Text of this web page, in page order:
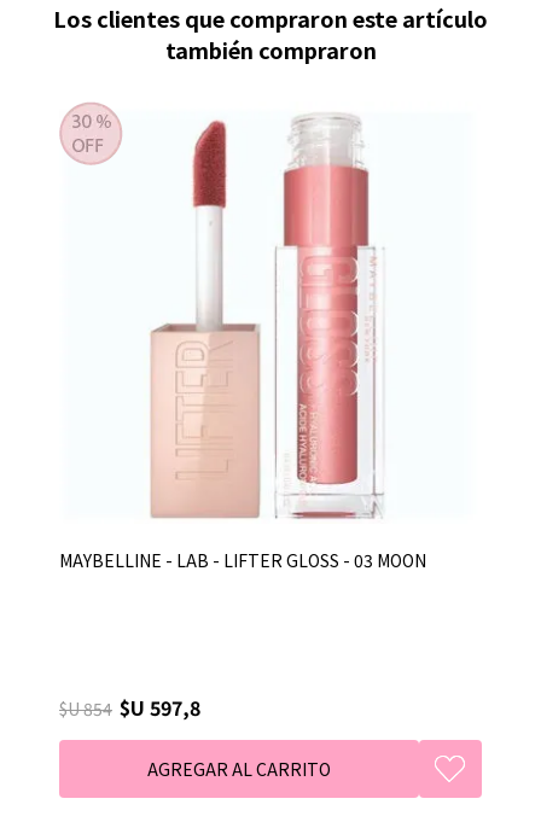
Los clientes que compraron este artículo
también compraron
MAYBELLINE - LAB - LIFTER GLOSS - 03 MOON
$U 854 $U 597,8